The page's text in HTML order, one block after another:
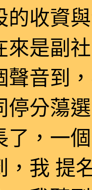
的收資
來是副
聲音到
停分蕩
了，一
，我 提